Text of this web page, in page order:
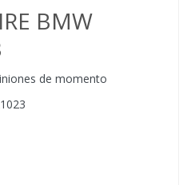
BMW
de momento